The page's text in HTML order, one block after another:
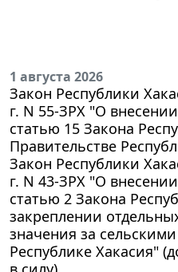
1 августа 2026
Закон Республики
г. N 55-ЗРХ "О
статью 15 Закона
Правительстве
Закон Республики
г. N 43-ЗРХ "О
статью 2 Закона
закреплении
значения за
Республике Хакасия"